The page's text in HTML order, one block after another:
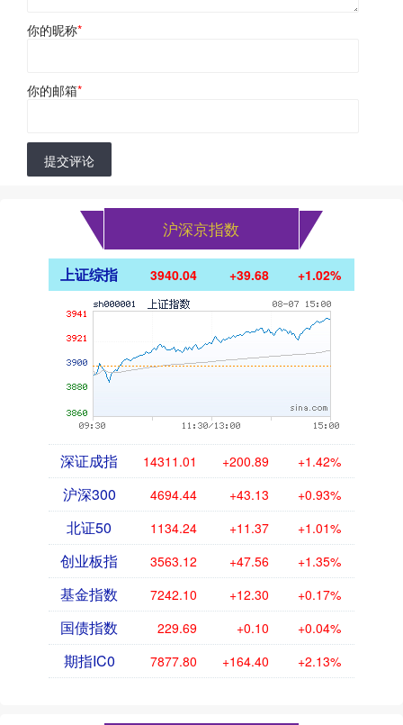
你的昵称*
你的邮箱*
提交评论
沪深京指数
上证综指 3940.04 +39.68 +1.02%
深证成指 14311.01 +200.89 +1.42%
沪深300 4694.44 +43.13 +0.93%
北证50 1134.24 +11.37 +1.01%
创业板指 3563.12 +47.56 +1.35%
基金指数 7242.10 +12.30 +0.17%
国债指数 229.69 +0.10 +0.04%
期指IC0 7877.80 +164.40 +2.13%